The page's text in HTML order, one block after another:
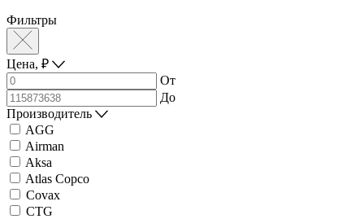
Фильтры
Цена, ₽
От
До
Производитель
AGG
Airman
Aksa
Atlas Copco
Covax
CTG